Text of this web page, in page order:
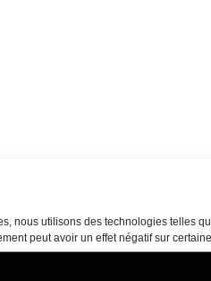
nous utilisons des technologies telles
peut avoir un effet négatif sur